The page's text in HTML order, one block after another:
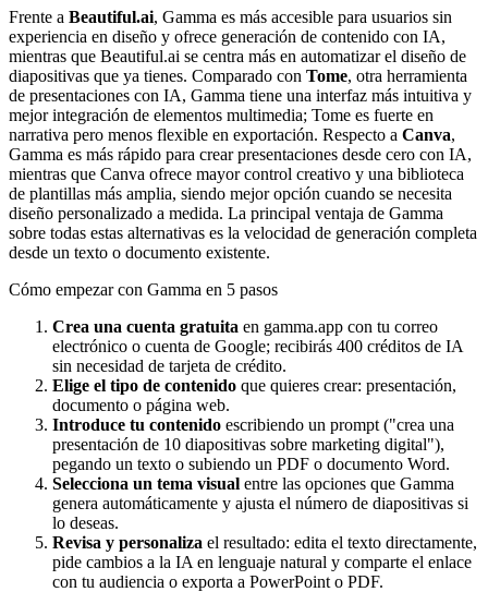
Frente a Beautiful.ai, Gamma es más accesible para usuarios sin
experiencia en diseño y ofrece generación de contenido con IA,
mientras que Beautiful.ai se centra más en automatizar el diseño de
diapositivas que ya tienes. Comparado con Tome, otra herramienta
de presentaciones con IA, Gamma tiene una interfaz más intuitiva y
mejor integración de elementos multimedia; Tome es fuerte en
narrativa pero menos flexible en exportación. Respecto a Canva,
Gamma es más rápido para crear presentaciones desde cero con IA,
mientras que Canva ofrece mayor control creativo y una biblioteca
de plantillas más amplia, siendo mejor opción cuando se necesita
diseño personalizado a medida. La principal ventaja de Gamma
sobre todas estas alternativas es la velocidad de generación completa
desde un texto o documento existente.
Cómo empezar con Gamma en 5 pasos
Crea una cuenta gratuita en gamma.app con tu correo
electrónico o cuenta de Google; recibirás 400 créditos de IA
sin necesidad de tarjeta de crédito.
Elige el tipo de contenido que quieres crear: presentación,
documento o página web.
Introduce tu contenido escribiendo un prompt ("crea una
presentación de 10 diapositivas sobre marketing digital"),
pegando un texto o subiendo un PDF o documento Word.
Selecciona un tema visual entre las opciones que Gamma
genera automáticamente y ajusta el número de diapositivas si
lo deseas.
Revisa y personaliza el resultado: edita el texto directamente,
pide cambios a la IA en lenguaje natural y comparte el enlace
con tu audiencia o exporta a PowerPoint o PDF.